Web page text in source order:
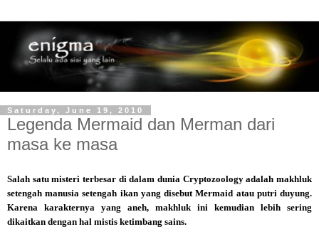
Saturday, June 19, 2010
Legenda Mermaid dan Merman dari
masa ke masa
Salah satu misteri terbesar di dalam dunia Cryptozoology adalah makhluk
setengah manusia setengah ikan yang disebut Mermaid atau putri duyung.
Karena karakternya yang aneh, makhluk ini kemudian lebih sering
dikaitkan dengan hal mistis ketimbang sains.